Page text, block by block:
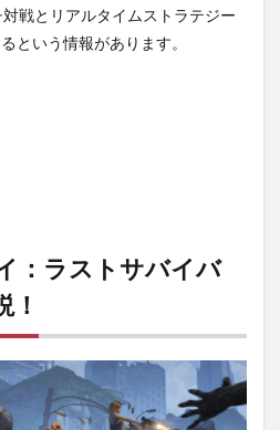
戦とリアルタイムストラテジー
という情報があります。
：ラストサバイバ
！